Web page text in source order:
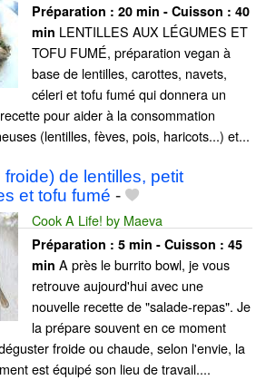
Préparation : 20 min - Cuisson : 40
min LENTILLES AUX LÉGUMES ET
TOFU FUMÉ, préparation vegan à
base de lentilles, carottes, navets,
céleri et tofu fumé qui donnera un
pour aider à la consommation
(lentilles, fèves, pois, haricots...) et...
de lentilles, petit
et tofu fumé -
Cook A Life! by Maeva
Préparation : 5 min - Cuisson : 45
min A près le burrito bowl, je vous
retrouve aujourd'hui avec une
nouvelle recette de "salade-repas". Je
la prépare souvent en ce moment
froide ou chaude, selon l'envie, la
est équipé son lieu de travail....